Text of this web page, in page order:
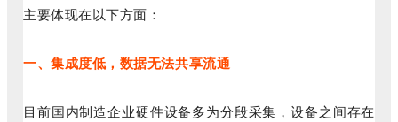
主要体现在以下方面：
一、集成度低，数据无法共享流通
目前国内制造企业硬件设备多为分段采集，设备之间存在